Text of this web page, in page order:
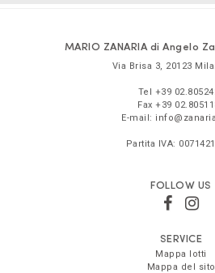
MARIO ZANARIA di Angelo
Via Brisa 3, 20123
Tel +39
Fax +39
E-mail:
Partita IVA:
FOLLOW US
SERVICE
Mappa lotti
Mappa del sito